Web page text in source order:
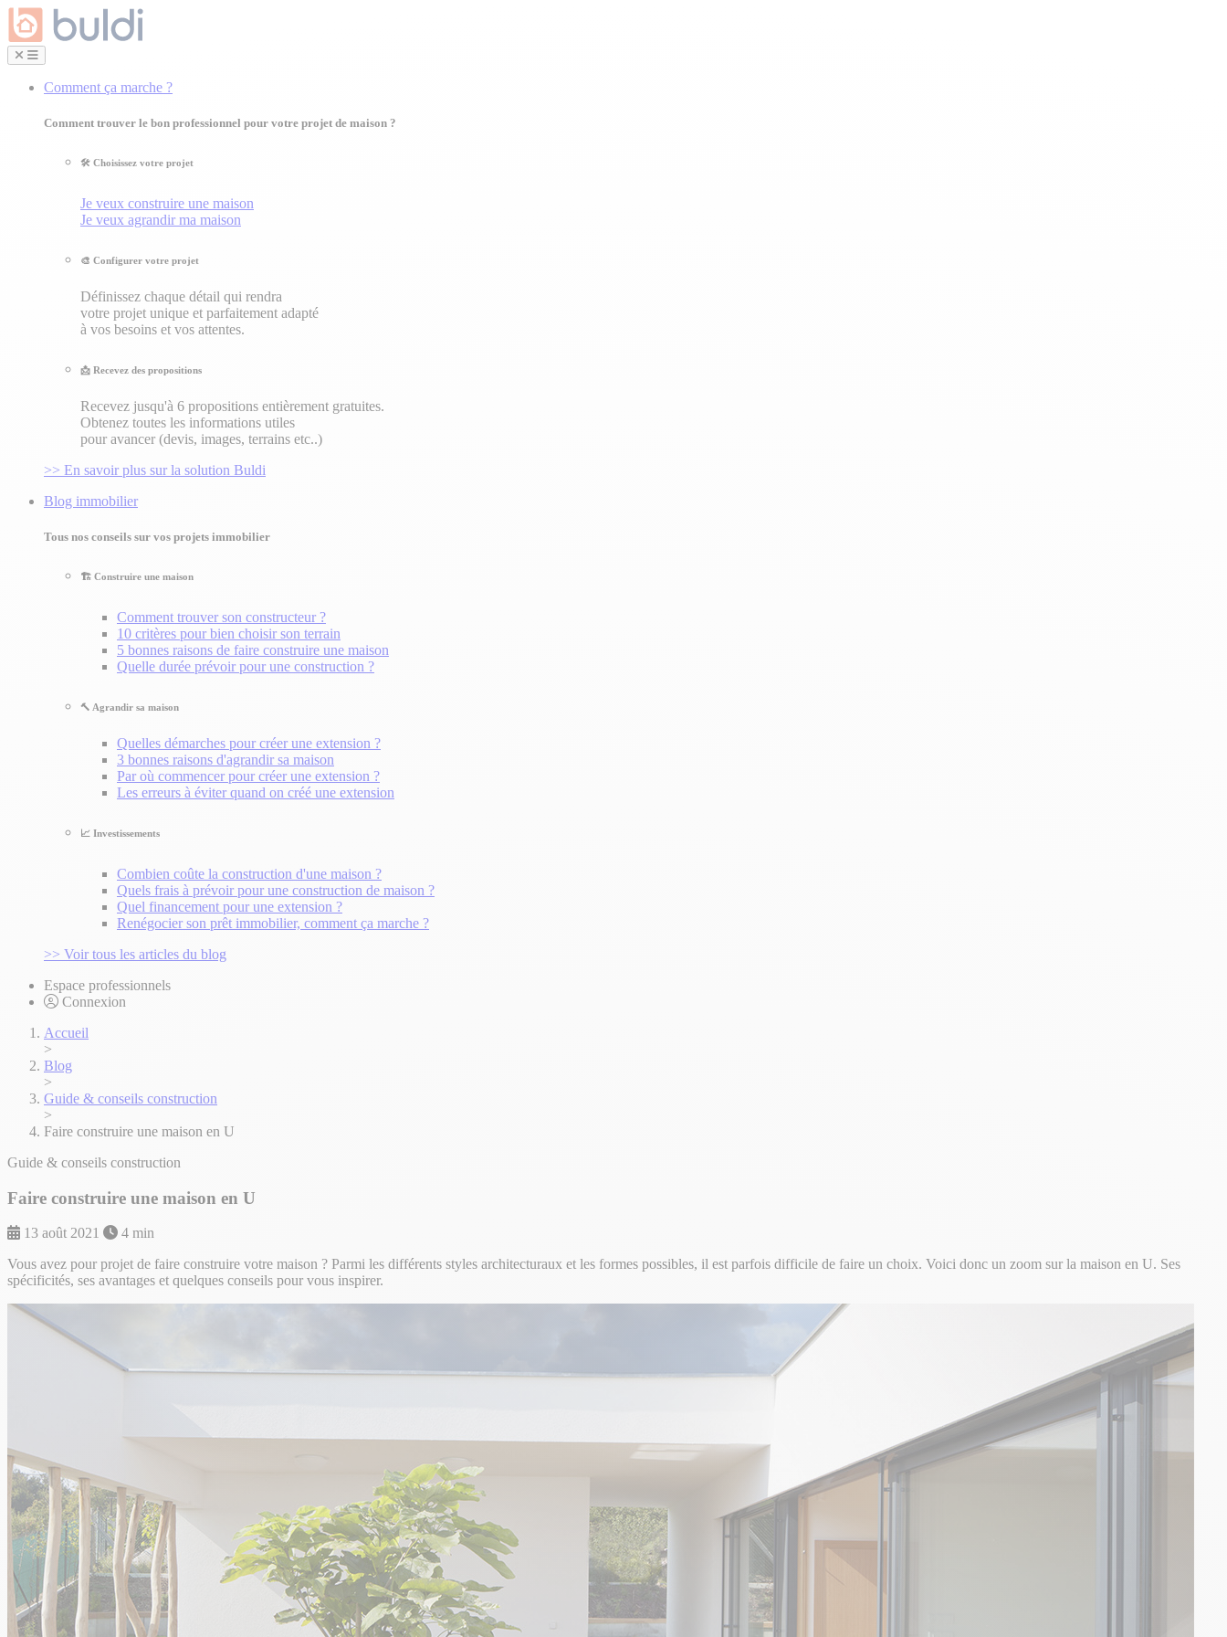
Comment ça marche ?
Comment trouver le bon professionnel pour votre projet de maison ?
🛠 Choisissez votre projet
Je veux construire une maison
Je veux agrandir ma maison
🎨 Configurer votre projet
Définissez chaque détail qui rendra
votre projet unique et parfaitement adapté
à vos besoins et vos attentes.
📩 Recevez des propositions
Recevez jusqu'à 6 propositions entièrement gratuites.
Obtenez toutes les informations utiles
pour avancer (devis, images, terrains etc..)
>> En savoir plus sur la solution Buldi
Blog immobilier
Tous nos conseils sur vos projets immobilier
🏗️ Construire une maison
Comment trouver son constructeur ?
10 critères pour bien choisir son terrain
5 bonnes raisons de faire construire une maison
Quelle durée prévoir pour une construction ?
🔨 Agrandir sa maison
Quelles démarches pour créer une extension ?
3 bonnes raisons d'agrandir sa maison
Par où commencer pour créer une extension ?
Les erreurs à éviter quand on créé une extension
📈 Investissements
Combien coûte la construction d'une maison ?
Quels frais à prévoir pour une construction de maison ?
Quel financement pour une extension ?
Renégocier son prêt immobilier, comment ça marche ?
>> Voir tous les articles du blog
Espace professionnels
Connexion
Accueil
>
Blog
>
Guide & conseils construction
>
Faire construire une maison en U
Guide & conseils construction
Faire construire une maison en U
13 août 2021
4 min
Vous avez pour projet de faire construire votre maison ? Parmi les différents styles architecturaux et les formes possibles, il est parfois difficile de faire un choix. Voici donc un zoom sur la maison en U. Ses
spécificités, ses avantages et quelques conseils pour vous inspirer.